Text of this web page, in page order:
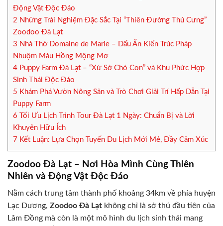
Động Vật Độc Đáo
2 Những Trải Nghiệm Đặc Sắc Tại “Thiên Đường Thú Cưng”
Zoodoo Đà Lạt
3 Nhà Thờ Domaine de Marie – Dấu Ấn Kiến Trúc Pháp
Nhuộm Màu Hồng Mộng Mơ
4 Puppy Farm Đà Lạt – “Xứ Sở Chó Con” và Khu Phức Hợp
Sinh Thái Độc Đáo
5 Khám Phá Vườn Nông Sản và Trò Chơi Giải Trí Hấp Dẫn Tại
Puppy Farm
6 Tối Ưu Lịch Trình Tour Đà Lạt 1 Ngày: Chuẩn Bị và Lời
Khuyên Hữu Ích
7 Kết Luận: Lựa Chọn Tuyến Du Lịch Mới Mẻ, Đầy Cảm Xúc
Zoodoo Đà Lạt – Nơi Hòa Mình Cùng Thiên
Nhiên và Động Vật Độc Đáo
Nằm cách trung tâm thành phố khoảng 34km về phía huyện
Lạc Dương, Zoodoo Đà Lạt không chỉ là sở thú đầu tiên của
Lâm Đồng mà còn là một mô hình du lịch sinh thái mang